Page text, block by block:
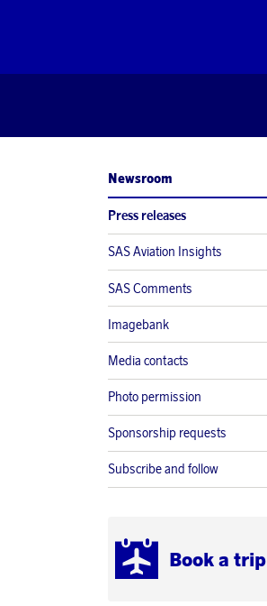
Newsroom
Press releases
SAS Aviation Insights
SAS Comments
Imagebank
Media contacts
Photo permission
Sponsorship requests
Subscribe and follow
Book a trip